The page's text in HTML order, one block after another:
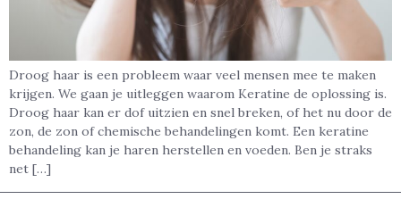
Droog haar is een probleem waar veel mensen mee te maken
krijgen. We gaan je uitleggen waarom Keratine de oplossing is.
Droog haar kan er dof uitzien en snel breken, of het nu door de
zon, de zon of chemische behandelingen komt. Een keratine
behandeling kan je haren herstellen en voeden. Ben je straks
net […]